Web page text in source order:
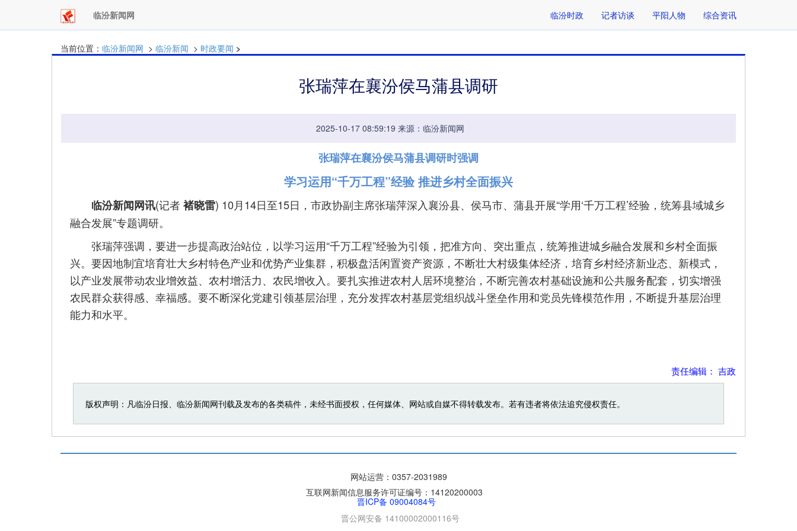
临汾新闻网 临汾时政 记者访谈 平阳人物 综合资讯
当前位置： 临汾新闻网 > 临汾新闻 > 时政要闻 >
张瑞萍在襄汾侯马蒲县调研
2025-10-17 08:59:19 来源：临汾新闻网
张瑞萍在襄汾侯马蒲县调研时强调
学习运用“千万工程”经验 推进乡村全面振兴
临汾新闻网讯(记者褚晓雷) 10月14日至15日，市政协副主席张瑞萍深入襄汾县、侯马市、蒲县开展“学用‘千万工程’经验，统筹县域城乡
融合发展”专题调研。
张瑞萍强调，要进一步提高政治站位，以学习运用“千万工程”经验为引领，把准方向、突出重点，统筹推进城乡融合发展和乡村全面振
兴。要因地制宜培育壮大乡村特色产业和优势产业集群，积极盘活闲置资产资源，不断壮大村级集体经济，培育乡村经济新业态、新模式，
以产业发展带动农业增效益、农村增活力、农民增收入。要扎实推进农村人居环境整治，不断完善农村基础设施和公共服务配套，切实增强
农民群众获得感、幸福感。要不断深化党建引领基层治理，充分发挥农村基层党组织战斗堡垒作用和党员先锋模范作用，不断提升基层治理
能力和水平。
责任编辑： 吉政
版权声明：凡临汾日报、临汾新闻网刊载及发布的各类稿件，未经书面授权，任何媒体、网站或自媒不得转载发布。若有违者将依法追究侵权责任。
网站运营： 0357-2031989
互联网新闻信息服务许可证编号：14120200003
晋ICP备 09004084号
晋公网安备 14100002000116号